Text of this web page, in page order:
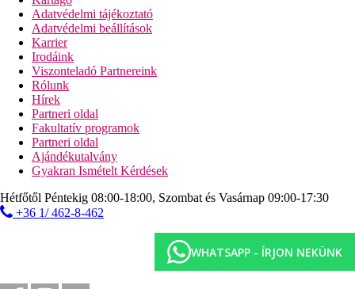
Adatvédelmi tájékoztató
Adatvédelmi beállítások
Karrier
Irodáink
Viszonteladó Partnereink
Rólunk
Hírek
Partneri oldal
Fakultatív programok
Partneri oldal
Ajándékutalvány
Gyakran Ismételt Kérdések
Hétfőtől Péntekig 08:00-18:00, Szombat és Vasárnap 09:00-17:30
+36 1/ 462-8-462
WHATSAPP - ÍRJON NEKÜNK